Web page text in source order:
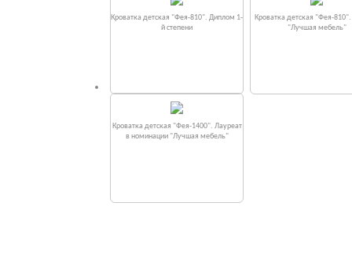
Кроватка детская "Фея-810". Диплом 1-
й степени
Кроватка детская "Фея-
"Лучшая мебель"
Кроватка детская "Фея-1400". Лауреат
в номинации "Лучшая мебель"